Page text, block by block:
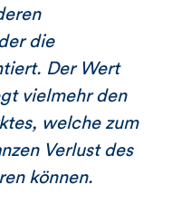
die
Der Wert
vielmehr den
welche zum
Verlust des
können.